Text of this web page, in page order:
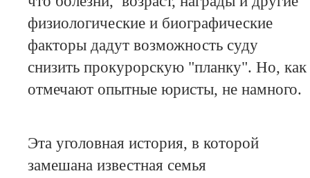
физиологические и биографические
факторы дадут возможность суду
снизить прокурорскую "планку". Но, как
отмечают опытные юристы, не намного.
Эта уголовная история, в которой
замешана известная семья